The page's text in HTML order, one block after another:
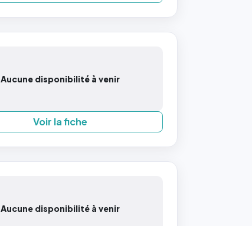
Aucune disponibilité à venir
Voir la fiche
Aucune disponibilité à venir